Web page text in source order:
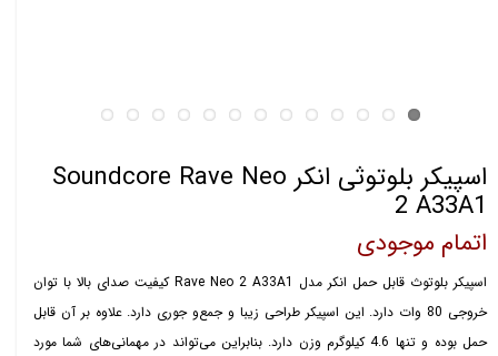
اسپیکر بلوتوثی انکر Soundcore Rave Neo
2 A33A1
اتمام موجودی
اسپیکر بلوتوث قابل حمل انکر مدل Rave Neo 2 A33A1 کیفیت صدای بالا با توان
خروجی 80 وات دارد. این اسپیکر طراحی زیبا و جمع‌و جوری دارد. علاوه بر آن قابل
حمل بوده و تنها 4.6 کیلوگرم وزن دارد. بنابراین می‌تواند در مهمانی‌های شما مورد